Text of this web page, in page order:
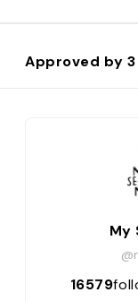
Approved by 3
My
16579